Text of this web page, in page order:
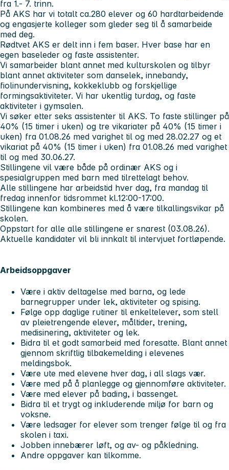
fra 1.- 7. trinn.
På AKS har vi totalt ca.280 elever og 60 hardtarbeidende
og engasjerte kolleger som gleder seg til å samarbeide
med deg.
Rødtvet AKS er delt inn i fem baser. Hver base har en
egen baseleder og faste assistenter.
Vi samarbeider blant annet med kulturskolen og tilbyr
blant annet aktiviteter som danselek, innebandy,
fiolinundervisning, kokkeklubb og forskjellige
formingsaktiviteter. Vi har ukentlig turdag, og faste
aktiviteter i gymsalen.
Vi søker etter seks assistenter til AKS. To faste stillinger på
40% (15 timer i uken) og tre vikariater på 40% (15 timer i
uken) fra 01.08.26 med varighet til og med 28.02.27 og et
vikariat på 40% (15 timer i uken) fra 01.08.26 med varighet
til og med 30.06.27.
Stillingene vil være både på ordinær AKS og i
spesialgruppen med barn med tilrettelagt behov.
Alle stillingene har arbeidstid hver dag, fra mandag til
fredag innenfor tidsrommet kl.12:00-17:00.
Stillingene kan kombineres med å være tilkallingsvikar på
skolen.
Oppstart for alle alle stillingene er snarest (03.08.26).
Aktuelle kandidater vil bli innkalt til intervjuet fortløpende.
Arbeidsoppgaver
Være i aktiv deltagelse med barna, og lede
barnegrupper under lek, aktiviteter og spising.
Følge opp daglige rutiner til enkeltelever, som stell
av pleietrengende elever, måltider, trening,
medisinering, aktiviteter og lek.
Bidra til et godt samarbeid med foresatte. Blant annet
gjennom skriftlig tilbakemelding i elevenes
meldingsbok.
Være ute med elevene hver dag, i all slags vær.
Være med på å planlegge og gjennomføre aktiviteter.
Være med elever på bading, i bassenget.
Bidra til et trygt og inkluderende miljø for barn og
voksne.
Være ledsager for elever som trenger følge til og fra
skolen i taxi.
Jobben innebærer løft, og av- og påkledning.
Andre oppgaver kan tilkomme.